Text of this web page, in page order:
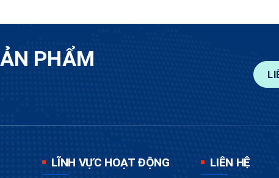
PHẨM
LĨNH VỰC HOẠT ĐỘNG LIÊN HỆ